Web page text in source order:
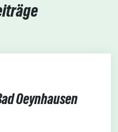
Oeynhausen